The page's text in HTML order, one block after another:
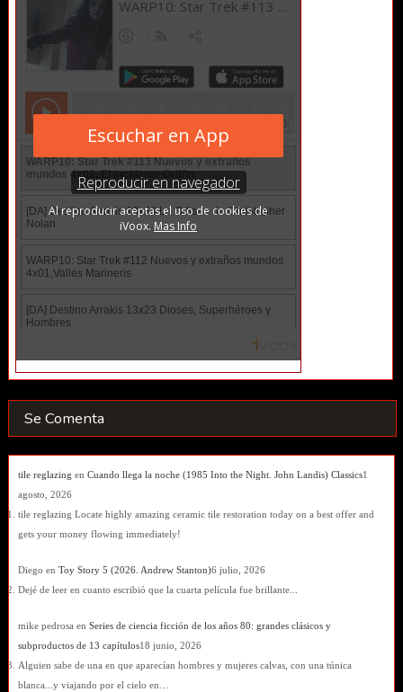
Se Comenta
tile reglazing en Cuando llega la noche (1985 Into the Night. John Landis) Classics1
agosto, 2026
tile reglazing Locate highly amazing ceramic tile restoration today on a best offer and
gets your money flowing immediately!
Diego en Toy Story 5 (2026. Andrew Stanton)6 julio, 2026
Dejé de leer en cuanto escribió que la cuarta película fue brillante...
mike pedrosa en Series de ciencia ficción de los años 80: grandes clásicos y
subproductos de 13 capítulos18 junio, 2026
Alguien sabe de una en que aparecían hombres y mujeres calvas, con una túnica
blanca...y viajando por el cielo en…